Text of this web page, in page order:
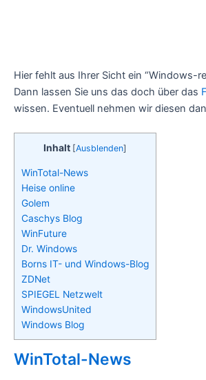
Hier fehlt aus Ihrer Sicht ein “Windows-
Dann lassen Sie uns das doch über das
wissen. Eventuell nehmen wir diesen
Inhalt [Ausblenden]
WinTotal-News
Heise online
Golem
Caschys Blog
WinFuture
Dr. Windows
Borns IT- und Windows-Blog
ZDNet
SPIEGEL Netzwelt
WindowsUnited
Windows Blog
WinTotal-News